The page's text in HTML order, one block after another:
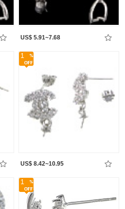
US$ 5.91~7.68
1
US$ 8.42~10.95
1